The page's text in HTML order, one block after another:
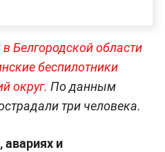
в Белгородской области
беспилотники
округ. По данным
три человека.
и